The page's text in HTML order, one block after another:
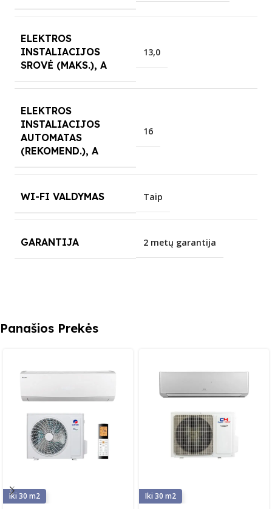
ELEKTROS
INSTALIACIJOS
SROVĖ (MAKS.), A
13,0
ELEKTROS
INSTALIACIJOS
AUTOMATAS
(REKOMEND.), A
16
WI-FI VALDYMAS Taip
GARANTIJA 2 metų garantija
Panašios Prekės
30 30